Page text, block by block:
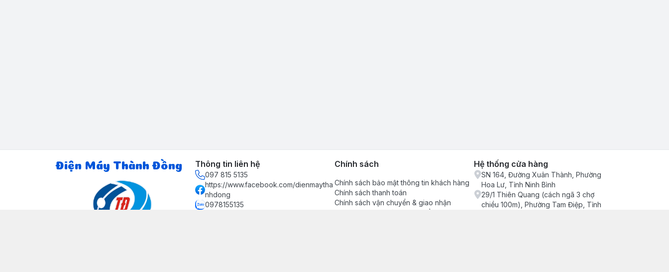
Điện Máy Thành Đồng Thông tin liên hệ
097 815 5135
https://www.facebook.com/dienmaytha
nhdong
0978155135
Chính sách
Chính sách bảo mật thông tin khách hàng
Chính sách thanh toán
Chính sách vận chuyển & giao nhận
Chính sách bảo hành sản phẩm
Hệ thống cửa hàng
SN 164, Đường Xuân Thành, Phường
Hoa Lư, Tỉnh Ninh Bình
29/1 Thiên Quang (cách ngã 3 chợ
chiều 100m), Phường Tam Điệp, Tỉnh